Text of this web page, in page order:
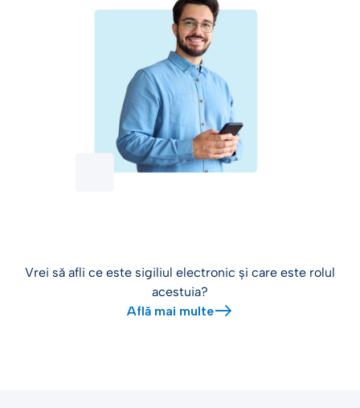
Vrei să afli ce este sigiliul electronic și care este rolul
acestuia?
Află mai multe